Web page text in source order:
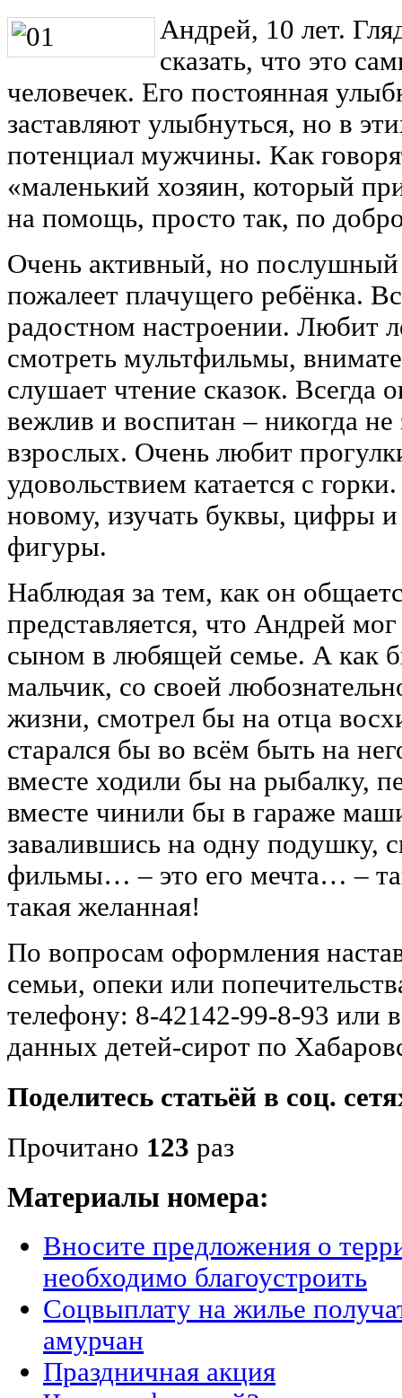
Андрей, 10 лет.
сказать, что это
человечек. Его постоянная
заставляют улыбнуться, но в
потенциал мужчины. Как
«маленький хозяин, который
на помощь, просто так, по
Очень активный, но послушный
пожалеет плачущего ребёнка.
радостном настроении. Любит
смотреть мультфильмы,
слушает чтение сказок. Всегда
вежлив и воспитан – никогда не
взрослых. Очень любит
удовольствием катается с
новому, изучать буквы, цифры и
фигуры.
Наблюдая за тем, как он
представляется, что Андрей
сыном в любящей семье. А как
мальчик, со своей
жизни, смотрел бы на отца
старался бы во всём быть на
вместе ходили бы на рыбалку,
вместе чинили бы в гараже
завалившись на одну подушку,
фильмы… ‒ это его мечта… ‒
такая желанная!
По вопросам оформления
семьи, опеки или
телефону: 8-42142-99-8-93 или
данных детей-сирот по
Поделитесь статьёй в соц.
Прочитано 123 раз
Материалы номера:
Вносите предложения о
необходимо благоустроить
Соцвыплату на жилье
амурчан
Праздничная акция